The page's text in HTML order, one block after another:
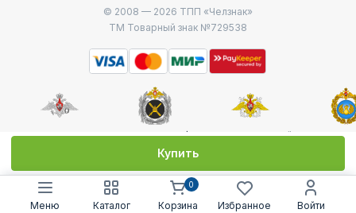
Купить
© 2008 — 2026 ТПП «Челзнак»
ТМ Товарный знак №729538
Министерство
Генштаб ВС РФ
Военно-морской
Меню Каталог Корзина
0
Избранное Войти